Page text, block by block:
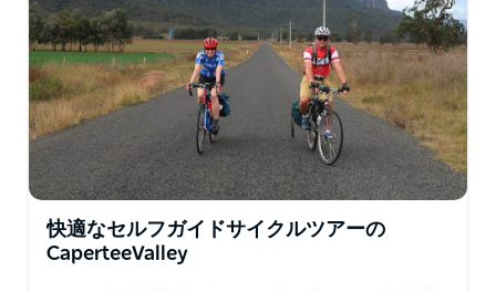
快適なセルフガイドサイクルツアーの
CaperteeValley